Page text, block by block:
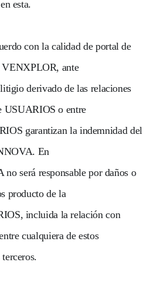
en esta.
con la calidad de portal de
VENXPLOR, ante
derivado de las relaciones
USUARIOS o entre
garantizan la indemnidad del
En
será responsable por daños o
producto de la
incluida la relación con
cualquiera de estos